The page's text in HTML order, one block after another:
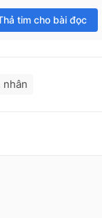
tim cho bài đọc
nhân